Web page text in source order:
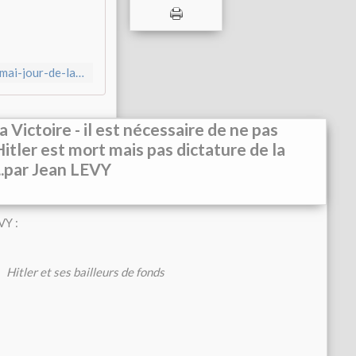
t
e
b
a
l
r
http://canempechepasnicolas.over-blog.com/2022/05/en-ce-8-mai-jour-de-la-victoire-il-est-necessaire-de-ne-pas-perdre-la-memoire-hitler-est-mort-mais-pas-dictature-de-la-finance-mondialisee.par-jean-levy.html
Victoire - il est nécessaire de ne pas
est mort mais pas dictature de la
Jean LEVY
:
Hitler et ses bailleurs de fonds